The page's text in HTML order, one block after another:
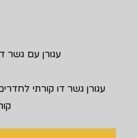
עגורן עם גשר
עגורן גשר דו קורתי